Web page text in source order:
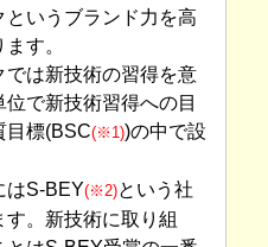
というブランド力を高
す。
では新技術の習得を意
で新技術習得への目
目標(BSC(※1))の中で設
はS-BEY(※2)という社
す。新技術に取り組